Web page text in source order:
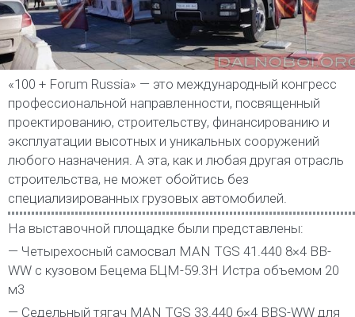
«100 + Forum Russia» — это международный конгресс
профессиональной направленности, посвященный
проектированию, строительству, финансированию и
эксплуатации высотных и уникальных сооружений
любого назначения. А эта, как и любая другая отрасль
строительства, не может обойтись без
специализированных грузовых автомобилей.
На выставочной площадке были представлены:
— Четырехосный самосвал MAN TGS 41.440 8×4 BB-
WW с кузовом Бецема БЦМ-59.3Н Истра объемом 20
м3
— Седельный тягач MAN TGS 33.440 6×4 BBS-WW для